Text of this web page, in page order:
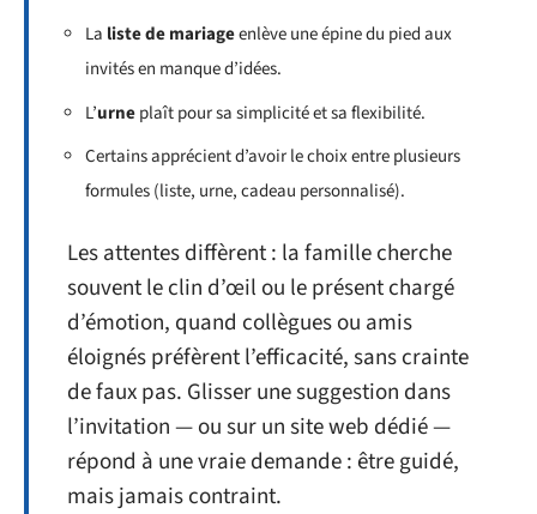
La liste de mariageenlève une épine du pied aux
invités en manque d’idées.
L’urneplaît pour sa simplicité et sa flexibilité.
Certains apprécient d’avoir le choix entre plusieurs
formules (liste, urne, cadeau personnalisé).
Les attentes diffèrent : la famille cherche
souvent le clin d’œil ou le présent chargé
d’émotion, quand collègues ou amis
éloignés préfèrent l’efficacité, sans crainte
de faux pas. Glisser une suggestion dans
l’invitation — ou sur un site web dédié —
répond à une vraie demande : être guidé,
mais jamais contraint.